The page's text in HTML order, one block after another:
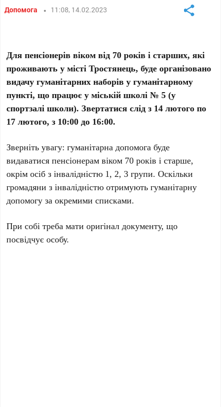
Допомога 11:08, 14.02.2023
Для пенсіонерів віком від 70 років і старших, які
проживають у місті Тростянець, буде організовано
видачу гуманітарних наборів у гуманітарному
пункті, що працює у міській школі № 5 (у
спортзалі школи). Звертатися слід з 14 лютого по
17 лютого, з 10:00 до 16:00.
Зверніть увагу: гуманітарна допомога буде
видаватися пенсіонерам віком 70 років і старше,
окрім осіб з інвалідністю 1, 2, 3 групи. Оскільки
громадяни з інвалідністю отримують гуманітарну
допомогу за окремими списками.
При собі треба мати оригінал документу, що
посвідчує особу.